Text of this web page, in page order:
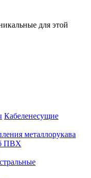
для этой
Кабеленесущие
металлорукава
ПВХ